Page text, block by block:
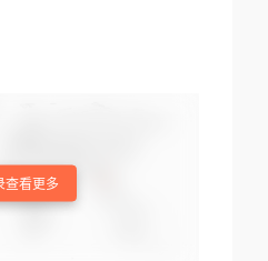
查看更多